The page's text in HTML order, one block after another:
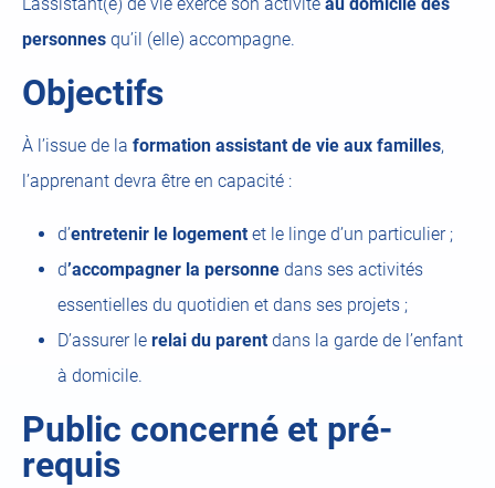
personnes qu’il (elle) accompagne.
Objectifs
À l’issue de la formation assistant de vie aux familles,
l’apprenant devra être en capacité :
d’entretenir le logement et le linge d’un particulier ;
d’accompagner la personne dans ses activités
essentielles du quotidien et dans ses projets ;
D’assurer le relai du parent dans la garde de l’enfant
à domicile.
Public concerné et pré-
requis